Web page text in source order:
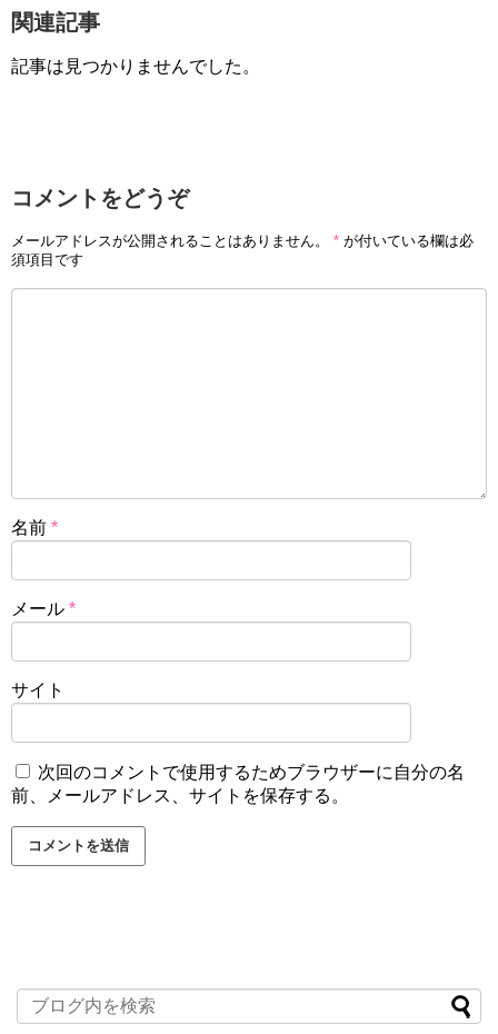
関連記事
記事は見つかりませんでした。
コメントをどうぞ
メールアドレスが公開されることはありません。 * が付いている欄は必
須項目です
名前 *
メール *
サイト
次回のコメントで使用するためブラウザーに自分の名
前、メールアドレス、サイトを保存する。